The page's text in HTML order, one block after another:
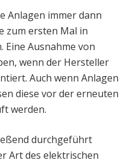
Anlagen immer dann
zum ersten Mal in
Eine Ausnahme von
wenn der Hersteller
Auch wenn Anlagen
diese vor der erneuten
werden.
durchgeführt
Art des elektrischen